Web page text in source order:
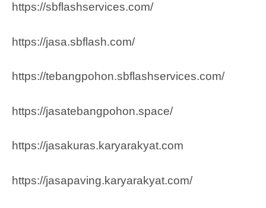
https://sbflashservices.com/
https://jasa.sbflash.com/
https://tebangpohon.sbflashservices.com/
https://jasatebangpohon.space/
https://jasakuras.karyarakyat.com
https://jasapaving.karyarakyat.com/